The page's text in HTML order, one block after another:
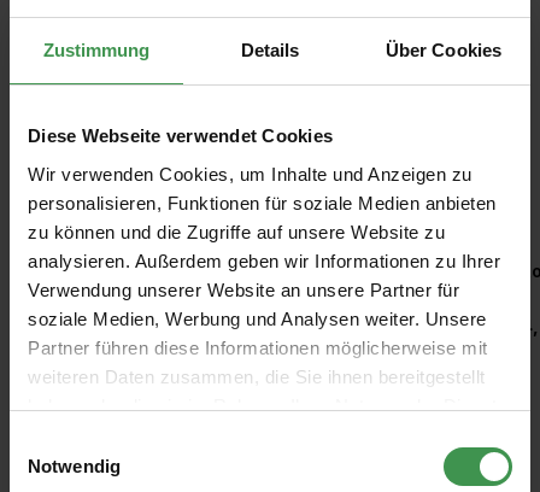
Zustimmung Details Über Cookies
Diese Webseite verwendet Cookies
Wir verwenden Cookies, um Inhalte und Anzeigen zu
personalisieren, Funktionen für soziale Medien anbieten
zu können und die Zugriffe auf unsere Website zu
analysieren. Außerdem geben wir Informationen zu Ihrer
Verwendung unserer Website an unsere Partner für
soziale Medien, Werbung und Analysen weiter. Unsere
Partner führen diese Informationen möglicherweise mit
weiteren Daten zusammen, die Sie ihnen bereitgestellt
haben oder die sie im Rahmen Ihrer Nutzung der Dienste
Notwendig
Empfohlenes Zubehör
Produktgalerie überspringen
Kleisterroller
6,97 €